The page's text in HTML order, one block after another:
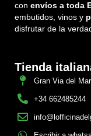
con envíos a toda
embutidos, vinos y
disfrutar de la
Tienda
Gran Via del
+34 662485244